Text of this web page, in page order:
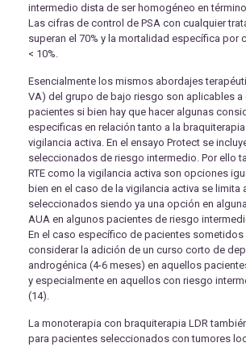
intermedio dista de ser homogéneo en
Las cifras de control de PSA con cualquier
superan el 70% y la mortalidad específica por
< 10%.
Esencialmente los mismos abordajes
VA) del grupo de bajo riesgo son aplicables
pacientes si bien hay que hacer algunas
especificas en relación tanto a la
vigilancia activa. En el ensayo Protect se
seleccionados de riesgo intermedio. Por ello
RTE como la vigilancia activa son opciones
bien en el caso de la vigilancia activa se limita
seleccionados siendo ya una opción en
AUA en algunos pacientes de riesgo
En el caso específico de pacientes sometidos
considerar la adición de un curso corto de
androgénica (4-6 meses) en aquellos
y especialmente en aquellos con riesgo
(14).
La monoterapia con braquiterapia LDR
para pacientes seleccionados con tumores